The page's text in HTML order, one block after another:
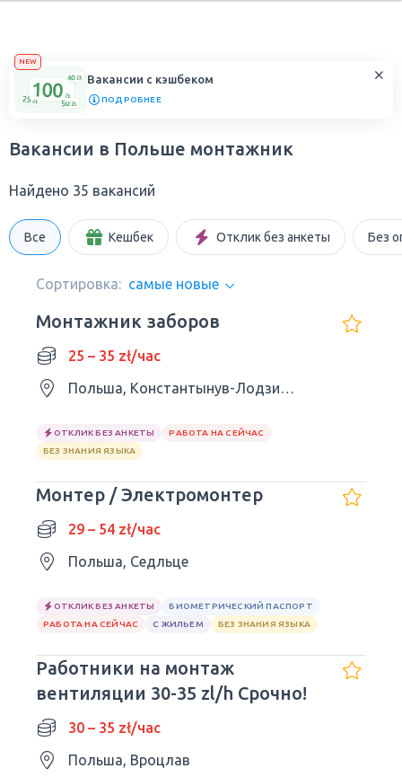
NEW
Вакансии с кэшбеком
ПОДРОБНЕЕ
Вакансии в Польше монтажник
Найдено 35 вакансий
Все Кешбек Отклик без анкеты Без
Сортировка: самые новые
Монтажник заборов
25 – 35 zł/час
Польша, Константынув-Лодзинский
ОТКЛИК БЕЗ АНКЕТЫ
РАБОТА НА СЕЙЧАС
БЕЗ ЗНАНИЯ ЯЗЫКА
Монтер / Электромонтер
29 – 54 zł/час
Польша, Седльце
ОТКЛИК БЕЗ АНКЕТЫ
БИОМЕТРИЧЕСКИЙ ПАСПОРТ
РАБОТА НА СЕЙЧАС
С ЖИЛЬЕМ БЕЗ ЗНАНИЯ ЯЗЫКА
Работники на монтаж
вентиляции 30-35 zl/h Срочно!
30 – 35 zł/час
Польша, Вроцлав